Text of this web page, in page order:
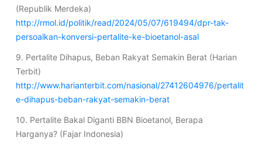
(Republik Merdeka)
http://rmol.id/politik/read/2024/05/07/619494/dpr-tak-
persoalkan-konversi-pertalite-ke-bioetanol-asal
9. Pertalite Dihapus, Beban Rakyat Semakin Berat (Harian
Terbit)
http://www.harianterbit.com/nasional/27412604976/pertalit
e-dihapus-beban-rakyat-semakin-berat
10. Pertalite Bakal Diganti BBN Bioetanol, Berapa
Harganya? (Fajar Indonesia)